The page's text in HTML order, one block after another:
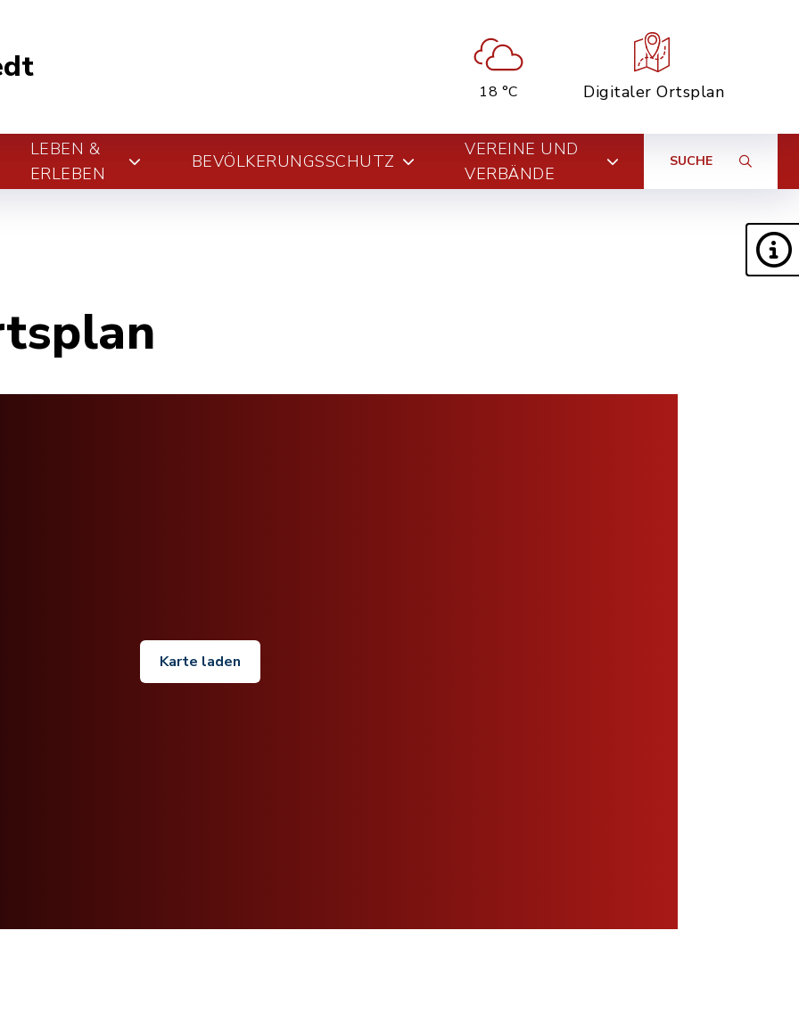
18 °C Digitaler Ortsplan
LEBEN &
ERLEBEN
BEVÖLKERUNGSSCHUTZ
VEREINE UND
VERBÄNDE
SUCHE
Karte laden